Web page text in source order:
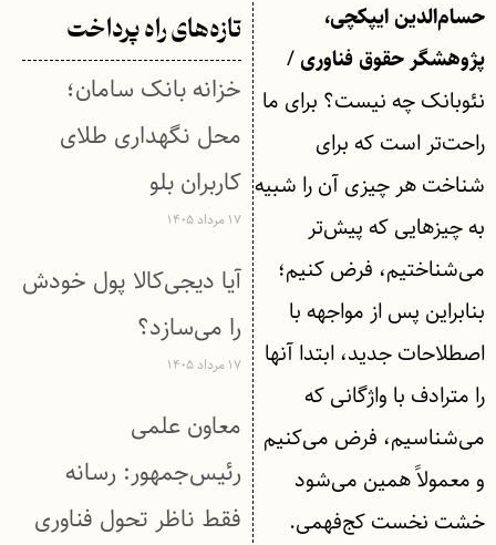
حسام‌الدین ایپکچی،
پژوهشگر حقوق فناوری/
نئوبانک چه نیست؟ برای ما
راحت‌تر است که برای
شناخت هر چیزی آن را شبیه
به چیزهایی که پیش‌تر
می‌شناختیم، فرض کنیم؛
بنابراین پس از مواجهه با
اصطلاحات جدید، ابتدا آنها
را مترادف با واژگانی که
می‌شناسیم، فرض می‌کنیم
و معمولاً همین می‌شود
خشت نخست کج‌فهمی.
تازه‌های راه پرداخت
خزانه بانک سامان؛
محل نگهداری طلای
کاربران بلو
۱۷ مرداد ۱۴۰۵
آیا دیجی‌کالا پول خودش
را می‌سازد؟
۱۷ مرداد ۱۴۰۵
معاون علمی
رئیس‌جمهور: رسانه
فقط ناظر تحول فناوری